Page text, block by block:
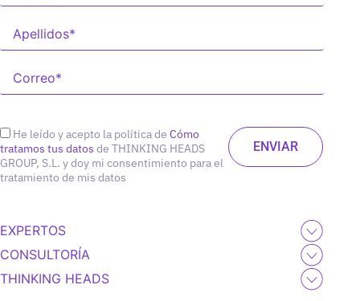
He leído y acepto la política de Cómo
tratamos tus datos de THINKING HEADS
GROUP, S.L. y doy mi consentimiento para el
tratamiento de mis datos
EXPERTOS
CONSULTORÍA
THINKING HEADS